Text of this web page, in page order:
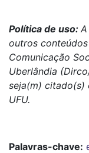
Política de uso:
outros
Comunicação
Uberlândia
seja(m) citado(s)
UFU.
Palavras-chave: